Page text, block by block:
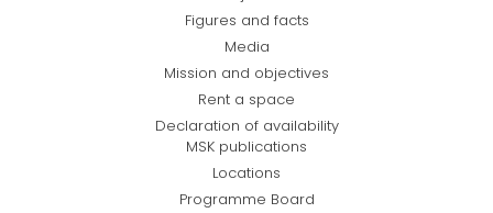
Figures and facts
Media
Mission and objectives
Rent a space
Declaration of availability
MSK publications
Locations
Programme Board